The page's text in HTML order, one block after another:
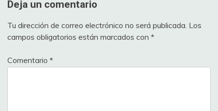
Deja un comentario
Tu dirección de correo electrónico no será publicada. Los
campos obligatorios están marcados con *
Comentario *